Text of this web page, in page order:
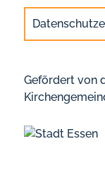
Gefördert von